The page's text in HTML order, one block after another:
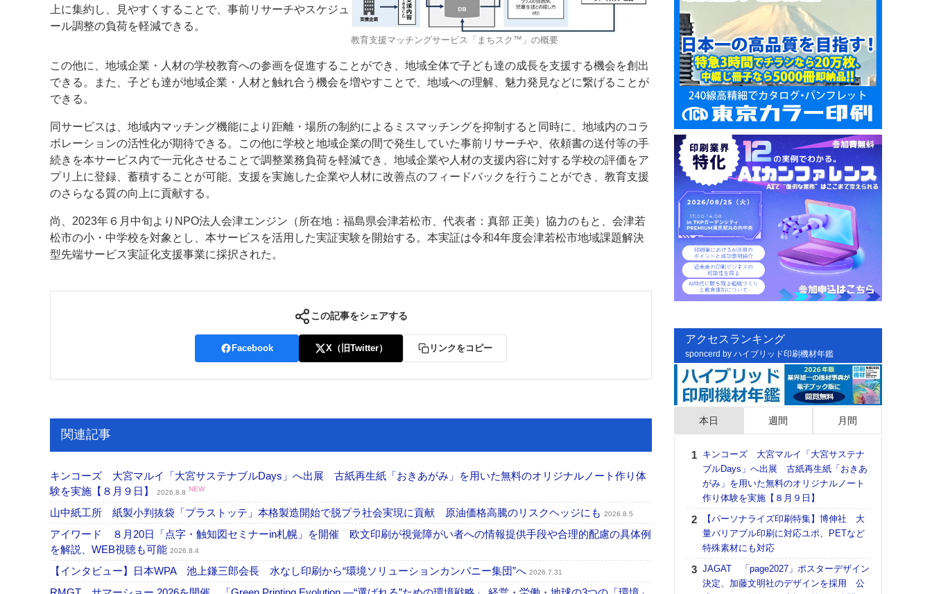
上に集約し、見やすくすることで、事前リサーチやスケジュ
ール調整の負荷を軽減できる。
教育支援マッチングサービス「まちスク™」の概要
この他に、地域企業・人材の学校教育への参画を促進することができ、地域全体で子ども達の成長を支援する機会を創出
できる。また、子ども達が地域企業・人材と触れ合う機会を増やすことで、地域への理解、魅力発見などに繋げることが
できる。
同サービスは、地域内マッチング機能により距離・場所の制約によるミスマッチングを抑制すると同時に、地域内のコラ
ボレーションの活性化が期待できる。この他に学校と地域企業の間で発生していた事前リサーチや、依頼書の送付等の手
続きを本サービス内で一元化させることで調整業務負荷を軽減でき、地域企業や人材の支援内容に対する学校の評価をア
プリ上に登録、蓄積することが可能。支援を実施した企業や人材に改善点のフィードバックを行うことができ、教育支援
のさらなる質の向上に貢献する。
尚、2023年６月中旬よりNPO法人会津エンジン（所在地：福島県会津若松市、代表者：真部 正美）協力のもと、会津若
松市の小・中学校を対象とし、本サービスを活用した実証実験を開始する。本実証は令和4年度会津若松市地域課題解決
型先端サービス実証化支援事業に採択された。
この記事をシェアする
Facebook X（旧Twitter） リンクをコピー
関連記事
キンコーズ 大宮マルイ「大宮サステナブルDays」へ出展 古紙再生紙「おきあがみ」を用いた無料のオリジナルノート作り体
験を実施【８月９日】
2026.8.8 NEW
山中紙工所 紙製小判抜袋「プラストッテ」本格製造開始で脱プラ社会実現に貢献 原油価格高騰のリスクヘッジにも 2026.8.5
アイワード ８月20日「点字・触知図セミナーin札幌」を開催 欧文印刷が視覚障がい者への情報提供手段や合理的配慮の具体例
を解説、WEB視聴も可能 2026.8.4
【インタビュー】日本WPA 池上鎌三郎会長 水なし印刷から“環境ソリューションカンパニー集団”へ 2026.7.31
アクセスランキング
sponcerd by ハイブリッド印刷機材年鑑
本日 週間 月間
キンコーズ 大宮マルイ「大宮サステナ
ブルDays」へ出展 古紙再生紙「おきあ
がみ」を用いた無料のオリジナルノート
作り体験を実施【８月９日】
【パーソナライズ印刷特集】博伸社 大
量バリアブル印刷に対応ユポ、PETなど
特殊素材にも対応
JAGAT 「page2027」ポスターデザイン
決定、加藤文明社のデザインを採用 公